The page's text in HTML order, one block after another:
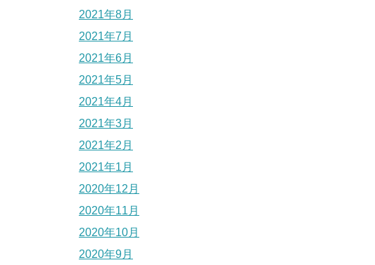
2021年8月
2021年7月
2021年6月
2021年5月
2021年4月
2021年3月
2021年2月
2021年1月
2020年12月
2020年11月
2020年10月
2020年9月